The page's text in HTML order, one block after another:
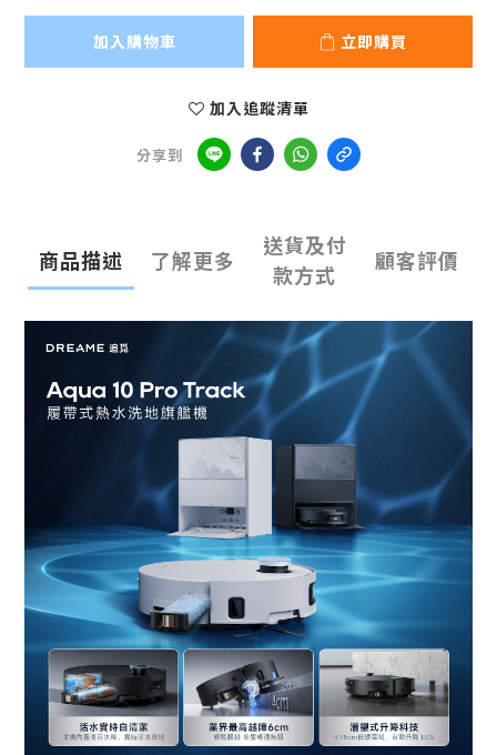
加入購物車 立即購買
加入追蹤清單
分享到
商品描述 了解更多
送貨及付
款方式
顧客評價